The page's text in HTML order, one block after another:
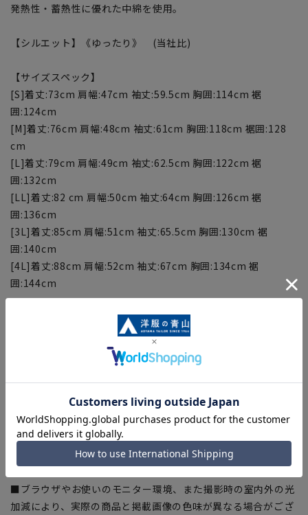
発熱性・蓄熱性に優れた中綿を使用。
【シルエット】《ゆったり》 (当社比)
【サイズスペック】
[S]着丈:73cm 肩幅:47cm 袖丈:59.5cm 胸囲:114cm 裾
囲:124cm
[M]着丈:76cm 肩幅:48cm 袖丈:61cm 胸囲:118cm 裾囲:128
cm
[L]着丈:79cm 肩幅:49cm 袖丈:62.5cm 胸囲:122cm 裾
囲:132cm
[LL]着丈:82 cm 肩幅:50cm 袖丈:64cm 胸囲:126cm 裾
囲:136cm
[3L]着丈:85cm 肩幅:51cm 袖丈:65.5cm 胸囲:130cm 裾
囲:140cm
[4L]着丈:88cm 肩幅:52cm 袖丈:67cm 胸囲:134cm 裾
囲:144cm
【商品に関するご注意】
■商品画像はサンプルのため、色味やサイズ等の仕様に変更が
ある場合がございますので、予めご了承ください。
■ゆとり感には個人差があります。サイズ表を確認の上、ご購
入の目安としてご利用ください。
■生地や仕様・デザインにより、着用感や実際のサイズ表に若
干の誤差が生じる場合がございます。予めご了承ください。
■サイズスペックは仕上がりサイズを記載しております。一
部、商品現物におすすめサイズ(ヌードサイズ)を記載している
■ブラウザやお使いのモニター環境、また撮影時の室内外の光
加減により、実際の商品と掲載画像の色味が異なる場合がござ